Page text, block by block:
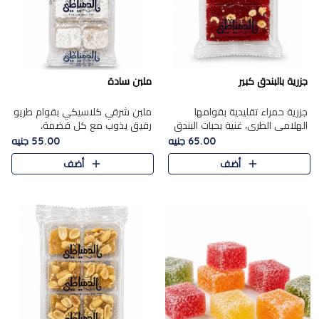
جزرية بالبندق كبير
جزرية حمراء تقليدية بقوامها
الهلامي الطري، غنية بحبات البندق
الفاخرة التي تضيف قرمشة راقية
إلى قوامها الناعم، لتقدم مزيجًا
متوازنًا من النكه..
65.00 جنيه
أضف
ملبن سادة
ملبن شرقي كلاسيكي بقوام طريو
رقيق يذوب مع كل قضمة،
مغطى بطبقة ناعمة من السكر
البودرة ليقدم المذاق الأصيل الذي
ارتبط بحلويات المولد التقليدي..
55.00 جنيه
أضف